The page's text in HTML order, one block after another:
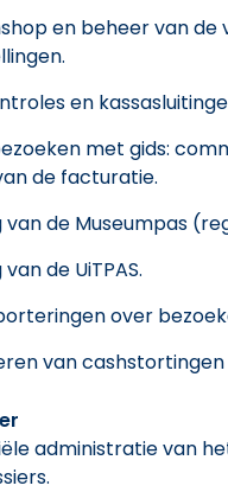
en beheer van
en
met gids:
de facturatie.
van de Museumpas
de UiTPAS.
over
van
administratie van